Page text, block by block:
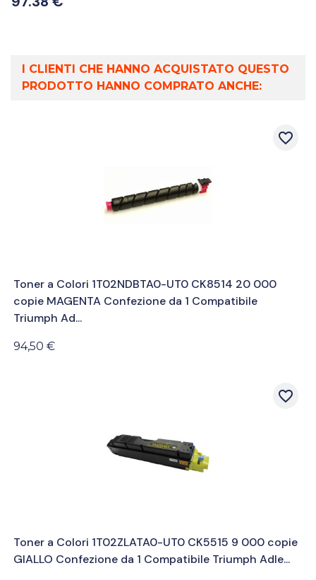
I CLIENTI CHE HANNO ACQUISTATO QUESTO
PRODOTTO HANNO COMPRATO ANCHE:
favorite_border
Toner a Colori 1T02NDBTA0-UT0 CK8514 20 000
copie MAGENTA Confezione da 1 Compatibile
Triumph Ad...
94,50 €
favorite_border
Toner a Colori 1T02ZLATA0-UT0 CK5515 9 000 copie
GIALLO Confezione da 1 Compatibile Triumph Adle...